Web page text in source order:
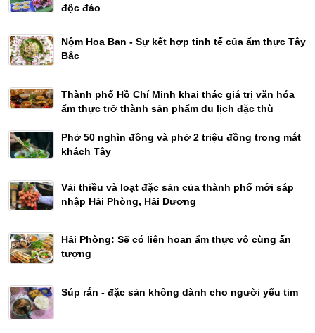
độc đáo
Nộm Hoa Ban - Sự kết hợp tinh tế của ẩm thực Tây
Bắc
Thành phố Hồ Chí Minh khai thác giá trị văn hóa
ẩm thực trở thành sản phẩm du lịch đặc thù
Phở 50 nghìn đồng và phở 2 triệu đồng trong mắt
khách Tây
Vải thiều và loạt đặc sản của thành phố mới sáp
nhập Hải Phòng, Hải Dương
Hải Phòng: Sẽ có liên hoan ẩm thực vô cùng ấn
tượng
Súp rắn - đặc sản không dành cho người yếu tim